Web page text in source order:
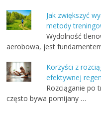
Jak zwiększyć
metody
Wydolność
aerobowa, jest
Korzyści z
efektywnej
Rozciąganie po
często bywa pomijany …